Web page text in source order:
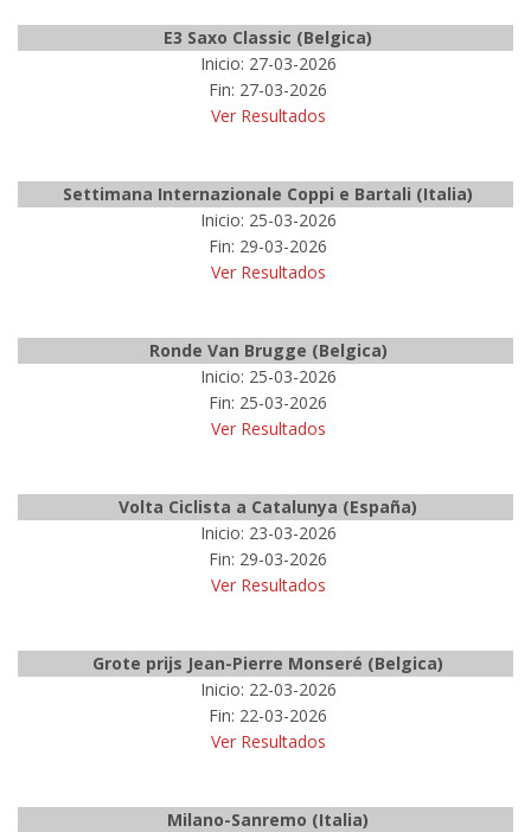
E3 Saxo Classic (Belgica)
Inicio: 27-03-2026
Fin: 27-03-2026
Ver Resultados
Settimana Internazionale Coppi e Bartali (Italia)
Inicio: 25-03-2026
Fin: 29-03-2026
Ver Resultados
Ronde Van Brugge (Belgica)
Inicio: 25-03-2026
Fin: 25-03-2026
Ver Resultados
Volta Ciclista a Catalunya (España)
Inicio: 23-03-2026
Fin: 29-03-2026
Ver Resultados
Grote prijs Jean-Pierre Monseré (Belgica)
Inicio: 22-03-2026
Fin: 22-03-2026
Ver Resultados
Milano-Sanremo (Italia)